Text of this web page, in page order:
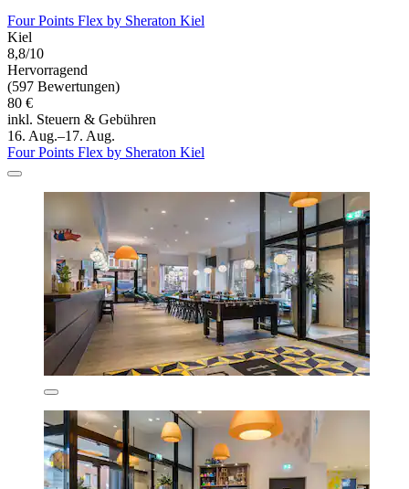
Four Points Flex by Sheraton Kiel
Kiel
8,8/10
Hervorragend
(597 Bewertungen)
80 €
inkl. Steuern & Gebühren
16. Aug.–17. Aug.
Four Points Flex by Sheraton Kiel